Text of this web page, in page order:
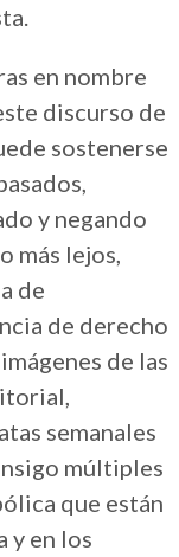
en nombre
discurso de
sostenerse
y negando
más lejos,
de
de derecho
de las
semanales
múltiples
que están
y en los